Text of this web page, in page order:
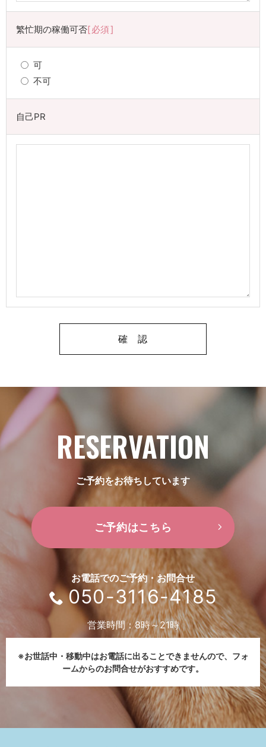
繁忙期の稼働可否 必須
可
不可
自己PR
RESERVATION
ご予約をお待ちしています
ご予約はこちら
お電話でのご予約・お問合せ
050-3116-4185
営業時間：8時～21時
※お世話中・移動中はお電話に出ることできませんので、 フォ
ームからのお問合せがおすすめです。